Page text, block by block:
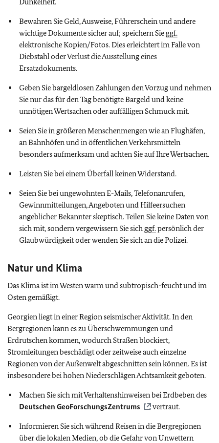
Bewahren Sie Geld, Ausweise, Führerschein und andere
wichtige Dokumente sicher auf; speichern Sie ggf.
elektronische Kopien/Fotos. Dies erleichtert im Falle von
Diebstahl oder Verlust die Ausstellung eines
Ersatzdokuments.
Geben Sie bargeldlosen Zahlungen den Vorzug und nehmen
Sie nur das für den Tag benötigte Bargeld und keine
unnötigen Wertsachen oder auffälligen Schmuck mit.
Seien Sie in größeren Menschenmengen wie an Flughäfen,
an Bahnhöfen und in öffentlichen Verkehrsmitteln
besonders aufmerksam und achten Sie auf Ihre Wertsachen.
Leisten Sie bei einem Überfall keinen Widerstand.
Seien Sie bei ungewohnten E-Mails, Telefonanrufen,
Gewinnmitteilungen, Angeboten und Hilfeersuchen
angeblicher Bekannter skeptisch. Teilen Sie keine Daten von
sich mit, sondern vergewissern Sie sich ggf.persönlich der
Glaubwürdigkeit oder wenden Sie sich an die Polizei.
Natur und Klima
Das Klima ist im Westen warm und subtropisch-feucht und im
Osten gemäßigt.
Georgien liegt in einer Region seismischer Aktivität. In den
Bergregionen kann es zu Überschwemmungen und
Erdrutschen kommen, wodurch Straßen blockiert,
Stromleitungen beschädigt oder zeitweise auch einzelne
Regionen von der Außenwelt abgeschnitten sein können. Es ist
insbesondere bei hohen Niederschlägen Achtsamkeit geboten.
Machen Sie sich mit Verhaltenshinweisen bei Erdbeben des
Deutschen GeoForschungsZentrums
vertraut.
Informieren Sie sich während Reisen in die Bergregionen
über die lokalen Medien, ob die Gefahr von Unwettern